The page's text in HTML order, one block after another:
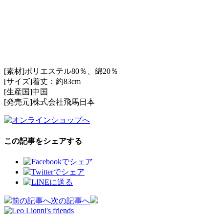
[素材]ポリエステル80％、綿20％
[サイズ]着丈：約83cm
[生産国]中国
[発売元]株式会社飛馬日本
この記事をシェアする
投前の記事へ次の記事へ